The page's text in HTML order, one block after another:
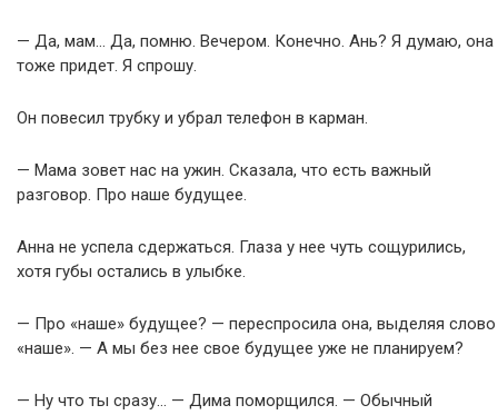
— Да, мам… Да, помню. Вечером. Конечно. Ань? Я думаю, она
тоже придет. Я спрошу.
Он повесил трубку и убрал телефон в карман.
— Мама зовет нас на ужин. Сказала, что есть важный
разговор. Про наше будущее.
Анна не успела сдержаться. Глаза у нее чуть сощурились,
хотя губы остались в улыбке.
— Про «наше» будущее? — переспросила она, выделяя слово
«наше». — А мы без нее свое будущее уже не планируем?
— Ну что ты сразу… — Дима поморщился. — Обычный